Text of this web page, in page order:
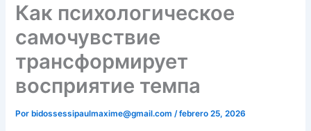
Как психологическое
самочувствие
трансформирует
восприятие темпа
Por bidossessipaulmaxime@gmail.com/febrero 25, 2026